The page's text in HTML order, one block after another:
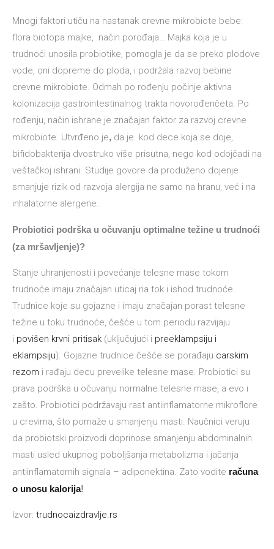
Mnogi faktori utiču na nastanak crevne mikrobiote bebe:
flora biotopa majke, način porođaja… Majka koja je u
trudnoći unosila probiotike, pomogla je da se preko plodove
vode, oni dopreme do ploda, i podržala razvoj bebine
crevne mikrobiote. Odmah po rođenju počinje aktivna
kolonizacija gastrointestinalnog trakta novorođenčeta. Po
rođenju, način ishrane je značajan faktor za razvoj crevne
mikrobiote. Utvrđeno je, da je kod dece koja se doje,
bifidobakterija dvostruko više prisutna, nego kod odojčadi na
veštačkoj ishrani. Studije govore da produženo dojenje
smanjuje rizik od razvoja alergija ne samo na hranu, već i na
inhalatorne alergene.
Probiotici podrška u očuvanju optimalne težine u trudnoći
(za mršavljenje)?
Stanje uhranjenosti i povećanje telesne mase tokom
trudnoće imaju značajan uticaj na tok i ishod trudnoće.
Trudnice koje su gojazne i imaju značajan porast telesne
težine u toku trudnoće, češće u tom periodu razvijaju
i povišen krvni pritisak (uključujući i preeklampsiju i
eklampsiju). Gojazne trudnice češće se porađaju carskim
rezom i rađaju decu prevelike telesne mase. Probiotici su
prava podrška u očuvanju normalne telesne mase, a evo i
zašto. Probiotici podržavaju rast antiinflamatorne mikroflore
u crevima, što pomaže u smanjenju masti. Naučnici veruju
da probiotski proizvodi doprinose smanjenju abdominalnih
masti usled ukupnog poboljšanja metabolizma i jačanja
antiinflamatornih signala – adiponektina. Zato vodite računa
o unosu kalorija!
Izvor: trudnocaizdravlje.rs